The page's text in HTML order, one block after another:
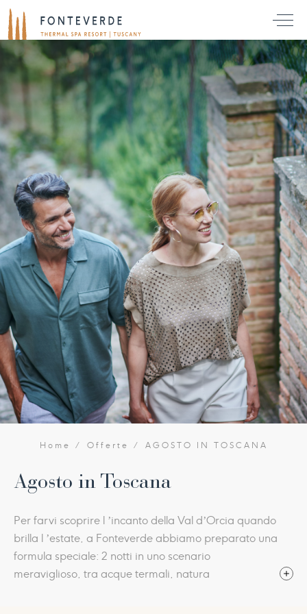
Home Offerte AGOSTO IN TOSCANA
Agosto in Toscana
​Per farvi scoprire l ’incanto della Val d’Orcia quando
brilla l ’estate, a Fonteverde abbiamo preparato una
formula speciale: 2 notti in uno scenario
meraviglioso, tra acque termali, natura